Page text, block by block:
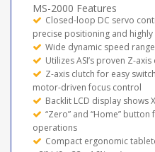
MS-2000 Features
Closed-loop DC servo
precise positioning and
Wide dynamic speed
Utilizes ASI’s proven Z-
Z-axis clutch for easy
motor-driven focus control
Backlit LCD display shows
“Zero” and “Home”
operations
Compact ergonomic